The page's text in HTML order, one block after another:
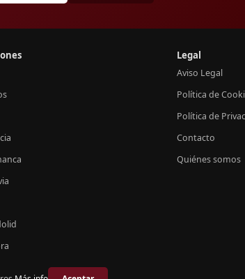
Legal
Aviso Legal
Política de
Política de
Contacto
Quiénes somos